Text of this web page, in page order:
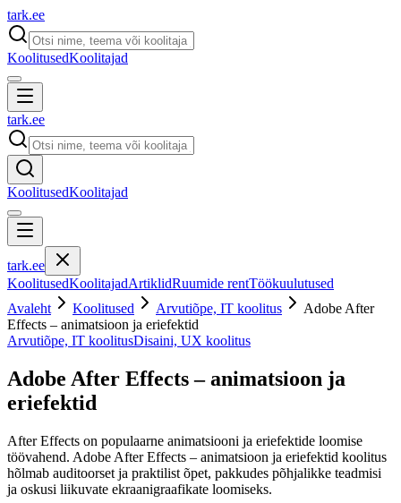
tark.ee
KoolitusedKoolitajad
tark.ee
KoolitusedKoolitajad
tark.ee
KoolitusedKoolitajadArtiklidRuumide rentTöökuulutused
Avaleht
Koolitused Arvutiõpe, IT koolitus
Adobe After
Effects – animatsioon ja eriefektid
Arvutiõpe, IT koolitusDisaini, UX koolitus
Adobe After Effects – animatsioon ja
eriefektid
After Effects on populaarne animatsiooni ja eriefektide loomise
töövahend. Adobe After Effects – animatsioon ja eriefektid koolitus
hõlmab auditoorset ja praktilist õpet, pakkudes põhjalikke teadmisi
ja oskusi liikuvate ekraanigraafikate loomiseks.